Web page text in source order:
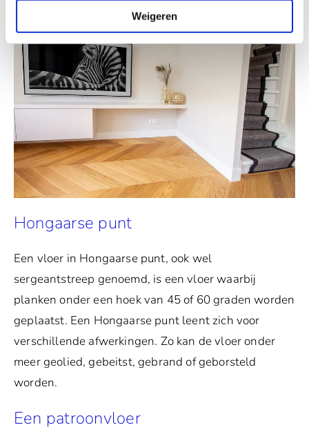
Weigeren
Hongaarse punt
Een vloer in Hongaarse punt, ook wel
sergeantstreep genoemd, is een vloer waarbij
planken onder een hoek van 45 of 60 graden worden
geplaatst. Een Hongaarse punt leent zich voor
verschillende afwerkingen. Zo kan de vloer onder
meer geolied, gebeitst, gebrand of geborsteld
worden.
Een patroonvloer